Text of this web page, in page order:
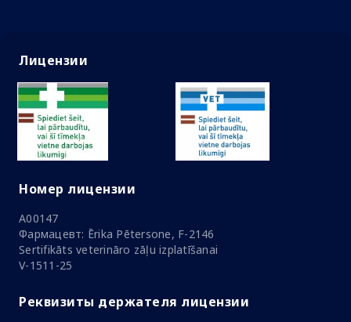
Лицензии
Номер лицензии
A00147
Фармацевт: Ērika Pētersone, F-2146
Sertifikāts veterināro zāļu izplatīšanai
V-1511-25
Реквизиты держателя лицензии